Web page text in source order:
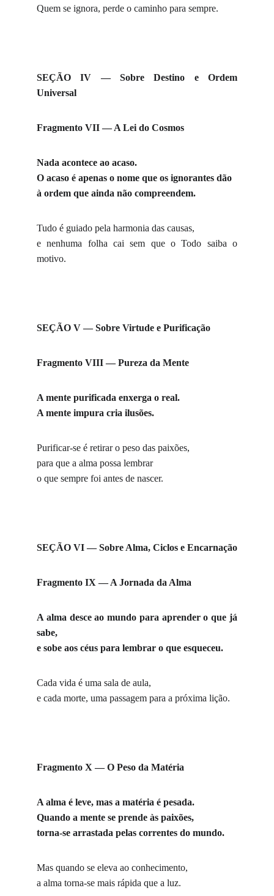
Quem se ignora, perde o caminho para sempre.
SEÇÃO IV — Sobre Destino e Ordem
Universal
Fragmento VII — A Lei do Cosmos
Nada acontece ao acaso.
O acaso é apenas o nome que os ignorantes dão
à ordem que ainda não compreendem.
Tudo é guiado pela harmonia das causas,
e nenhuma folha cai sem que o Todo saiba o
motivo.
SEÇÃO V — Sobre Virtude e Purificação
Fragmento VIII — Pureza da Mente
A mente purificada enxerga o real.
A mente impura cria ilusões.
Purificar-se é retirar o peso das paixões,
para que a alma possa lembrar
o que sempre foi antes de nascer.
SEÇÃO VI — Sobre Alma, Ciclos e Encarnação
Fragmento IX — A Jornada da Alma
A alma desce ao mundo para aprender o que já
sabe,
e sobe aos céus para lembrar o que esqueceu.
Cada vida é uma sala de aula,
e cada morte, uma passagem para a próxima lição.
Fragmento X — O Peso da Matéria
A alma é leve, mas a matéria é pesada.
Quando a mente se prende às paixões,
torna-se arrastada pelas correntes do mundo.
Mas quando se eleva ao conhecimento,
a alma torna-se mais rápida que a luz.